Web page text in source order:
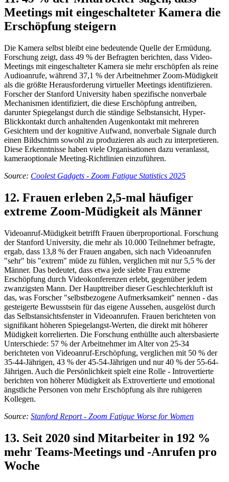
Meetings mit eingeschalteter Kamera die
Erschöpfung steigern
Die Kamera selbst bleibt eine bedeutende Quelle der Ermüdung.
Forschung zeigt, dass 49 % der Befragten berichten, dass Video-
Meetings mit eingeschalteter Kamera sie mehr erschöpfen als reine
Audioanrufe, während 37,1 % der Arbeitnehmer Zoom-Müdigkeit
als die größte Herausforderung virtueller Meetings identifizieren.
Forscher der Stanford University haben spezifische nonverbale
Mechanismen identifiziert, die diese Erschöpfung antreiben,
darunter Spiegelangst durch die ständige Selbstansicht, Hyper-
Blickkontakt durch anhaltenden Augenkontakt mit mehreren
Gesichtern und der kognitive Aufwand, nonverbale Signale durch
einen Bildschirm sowohl zu produzieren als auch zu interpretieren.
Diese Erkenntnisse haben viele Organisationen dazu veranlasst,
kameraoptionale Meeting-Richtlinien einzuführen.
Source: Coolest Gadgets - Zoom Fatigue Statistics 2025
12. Frauen erleben 2,5-mal häufiger
extreme Zoom-Müdigkeit als Männer
Videoanruf-Müdigkeit betrifft Frauen überproportional. Forschung
der Stanford University, die mehr als 10.000 Teilnehmer befragte,
ergab, dass 13,8 % der Frauen angaben, sich nach Videoanrufen
"sehr" bis "extrem" müde zu fühlen, verglichen mit nur 5,5 % der
Männer. Das bedeutet, dass etwa jede siebte Frau extreme
Erschöpfung durch Videokonferenzen erlebt, gegenüber jedem
zwanzigsten Mann. Der Haupttreiber dieser Geschlechterkluft ist
das, was Forscher "selbstbezogene Aufmerksamkeit" nennen - das
gesteigerte Bewusstsein für das eigene Aussehen, ausgelöst durch
das Selbstansichtsfenster in Videoanrufen. Frauen berichteten von
signifikant höheren Spiegelangst-Werten, die direkt mit höherer
Müdigkeit korrelierten. Die Forschung enthüllte auch altersbasierte
Unterschiede: 57 % der Arbeitnehmer im Alter von 25-34
berichteten von Videoanruf-Erschöpfung, verglichen mit 50 % der
35-44-Jährigen, 43 % der 45-54-Jährigen und nur 40 % der 55-64-
Jährigen. Auch die Persönlichkeit spielt eine Rolle - Introvertierte
berichten von höherer Müdigkeit als Extrovertierte und emotional
ängstliche Personen von mehr Erschöpfung als ihre ruhigeren
Kollegen.
Source: Stanford Report - Zoom Fatigue Worse for Women
13. Seit 2020 sind Mitarbeiter in 192 %
mehr Teams-Meetings und -Anrufen pro
Woche